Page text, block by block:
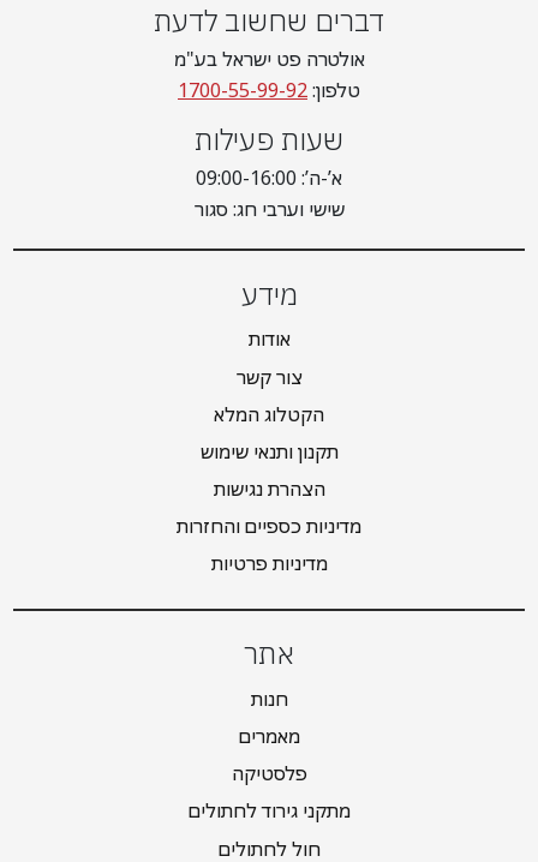
דברים שחשוב לדעת
אולטרה פט ישראל בע"מ
טלפון:1700-55-99-92
שעות פעילות
א’-ה’: 09:00-16:00
שישי וערבי חג: סגור
מידע
אודות
צור קשר
הקטלוג המלא
תקנון ותנאי שימוש
הצהרת נגישות
מדיניות כספיים והחזרות
מדיניות פרטיות
אתר
חנות
מאמרים
פלסטיקה
מתקני גירוד לחתולים
חול לחתולים